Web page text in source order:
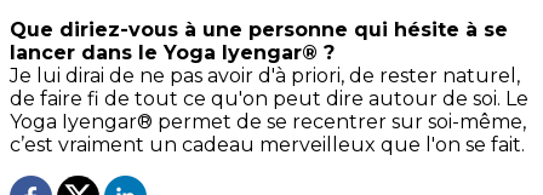
Que diriez-vous à une personne qui hésite à se
lancer dans le Yoga Iyengar® ?
Je lui dirai de ne pas avoir d'à priori, de rester naturel,
de faire fi de tout ce qu'on peut dire autour de soi. Le
Yoga Iyengar® permet de se recentrer sur soi-même,
c’est vraiment un cadeau merveilleux que l'on se fait.